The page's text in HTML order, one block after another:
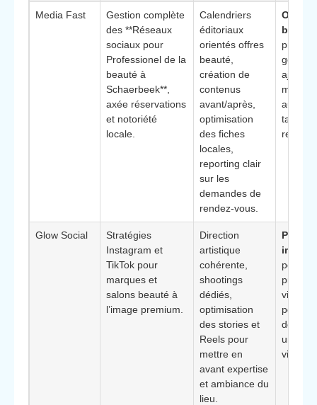
Media Fast
Gestion complète
des **Réseaux
sociaux pour
Professionel de la
beauté à
Schaerbeek**,
axée réservations
et notoriété
locale.
Calendriers
éditoriaux
orientés offres
beauté,
création de
contenus
avant/après,
optimisation
des fiches
locales,
reporting clair
sur les
demandes de
rendez-vous.
précis
taux
Glow Social
Stratégies
Instagram et
TikTok pour
marques et
salons beauté à
l’image premium.
Direction
artistique
cohérente,
shootings
dédiés,
optimisation
des stories et
Reels pour
mettre en
avant expertise
et ambiance du
lieu.
image
pour
visant
de
une